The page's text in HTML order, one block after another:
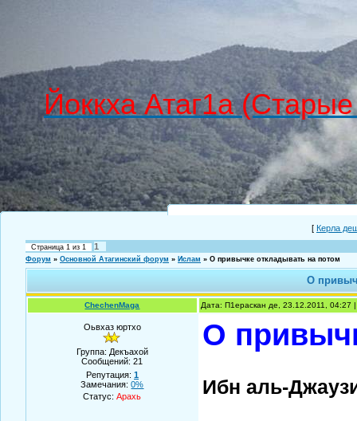
Йоккха Атаг1а
[ Керла
Страница 1 из 1 1
Форум » Основной Атагинский форум » Ислам » О привычке откладывать на потом
О
ChechenMaga Дата: П1ераскан де, 23.12.2011,
Оьвхаз юртхо
Группа: Декъахой
Сообщений:21
Репутация: 1
Замечания:0%
Статус:Арахь
О
Ибн аль-